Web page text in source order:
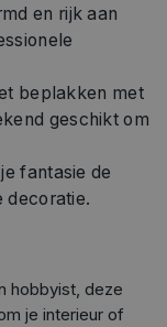
en rijk aan
beplakken met
geschikt om
fantasie de
decoratie.
hobbyist, deze
je interieur of